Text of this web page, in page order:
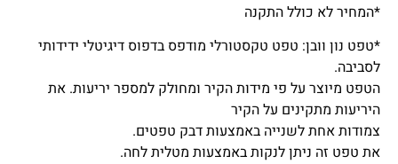
*המחיר לא כולל התקנה
*טפט נון וובן: טפט טקסטורלי מודפס בדפוס דיגיטלי ידידותי
לסביבה.
הטפט מיוצר על פי מידות הקיר ומחולק למספר יריעות. את
היריעות מתקינים על הקיר
צמודות אחת לשנייה באמצעות דבק טפטים.
את טפט זה ניתן לנקות באמצעות מטלית לחה.